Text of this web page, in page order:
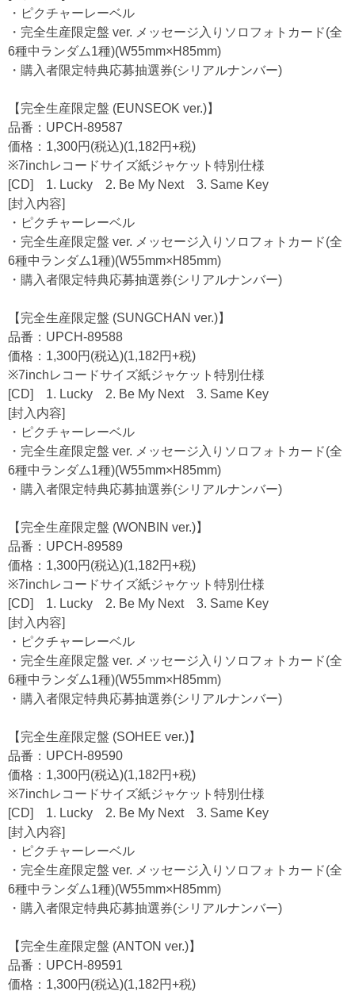
・ピクチャーレーベル
・完全生産限定盤 ver. メッセージ入りソロフォトカード(全
6種中ランダム1種)(W55mm×H85mm)
・購入者限定特典応募抽選券(シリアルナンバー)
【完全生産限定盤 (EUNSEOK ver.)】
品番：UPCH-89587
価格：1,300円(税込)(1,182円+税)
※7inchレコードサイズ紙ジャケット特別仕様
[CD] 1. Lucky 2. Be My Next 3. Same Key
[封入内容]
・ピクチャーレーベル
・完全生産限定盤 ver. メッセージ入りソロフォトカード(全
6種中ランダム1種)(W55mm×H85mm)
・購入者限定特典応募抽選券(シリアルナンバー)
【完全生産限定盤 (SUNGCHAN ver.)】
品番：UPCH-89588
価格：1,300円(税込)(1,182円+税)
※7inchレコードサイズ紙ジャケット特別仕様
[CD] 1. Lucky 2. Be My Next 3. Same Key
[封入内容]
・ピクチャーレーベル
・完全生産限定盤 ver. メッセージ入りソロフォトカード(全
6種中ランダム1種)(W55mm×H85mm)
・購入者限定特典応募抽選券(シリアルナンバー)
【完全生産限定盤 (WONBIN ver.)】
品番：UPCH-89589
価格：1,300円(税込)(1,182円+税)
※7inchレコードサイズ紙ジャケット特別仕様
[CD] 1. Lucky 2. Be My Next 3. Same Key
[封入内容]
・ピクチャーレーベル
・完全生産限定盤 ver. メッセージ入りソロフォトカード(全
6種中ランダム1種)(W55mm×H85mm)
・購入者限定特典応募抽選券(シリアルナンバー)
【完全生産限定盤 (SOHEE ver.)】
品番：UPCH-89590
価格：1,300円(税込)(1,182円+税)
※7inchレコードサイズ紙ジャケット特別仕様
[CD] 1. Lucky 2. Be My Next 3. Same Key
[封入内容]
・ピクチャーレーベル
・完全生産限定盤 ver. メッセージ入りソロフォトカード(全
6種中ランダム1種)(W55mm×H85mm)
・購入者限定特典応募抽選券(シリアルナンバー)
【完全生産限定盤 (ANTON ver.)】
品番：UPCH-89591
価格：1,300円(税込)(1,182円+税)